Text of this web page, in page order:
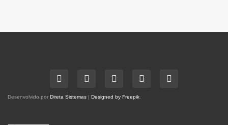
Desenvolvido por Direta Sistemas Designed by Freepik.